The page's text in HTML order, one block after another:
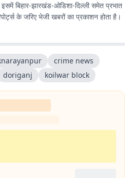
बिहार-झारखंड-ओडिशा-दिल्‍ली समेत प्रभात
के जरिए भेजी खबरों का प्रकाशन होता है।
crime news
doriganj koilwar block